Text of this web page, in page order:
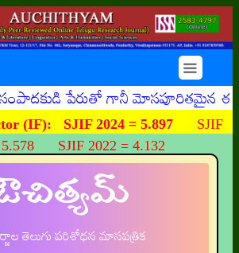
☰
గానీ మోసపూరితమైన ఈమెయిళ్ళు,
(IF): SJIF 2024 = 5.897 SJIF
5.578 SJIF 2022 = 4.132
తెలుగు పరిశోధన మాసపత్రిక